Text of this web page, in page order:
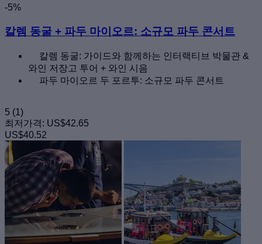
-5%
칼렘 동굴 + 파두 마이오르: 소규모 파두 콘서트
칼렘 동굴: 가이드와 함께하는 인터랙티브 박물관 &
와인 저장고 투어 + 와인 시음
파두 마이오르 두 포르투: 소규모 파두 콘서트
5 (1)
최저가격: US$42.65
US$40.52